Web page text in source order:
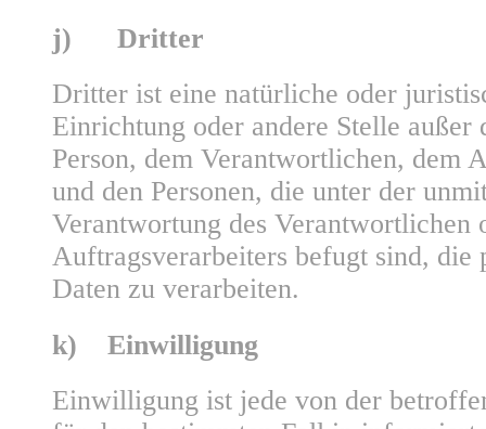
j) Dritter
Dritter ist eine natürliche oder
Einrichtung oder andere Stelle außer
Person, dem Verantwortlichen, dem
und den Personen, die unter der
Verantwortung des Verantwortlichen
Auftragsverarbeiters befugt sind, die
Daten zu verarbeiten.
k) Einwilligung
Einwilligung ist jede von der